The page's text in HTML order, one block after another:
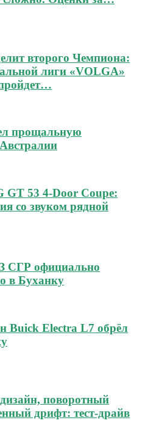
второго Чемпиона:
лиги «VOLGA»
прощальную
GT 53 4-Door Coupe:
со звуком рядной
СГР официально
в Буханку
Buick Electra L7 обрёл
поворотный
дрифт: тест-драйв